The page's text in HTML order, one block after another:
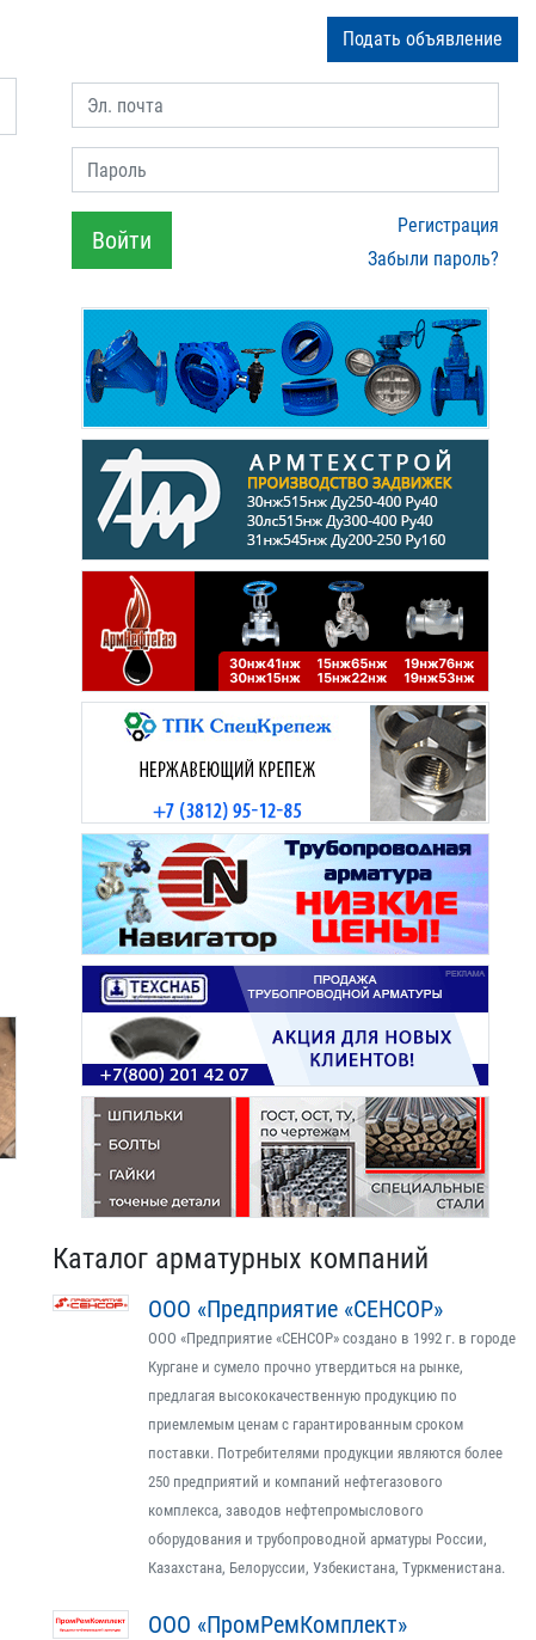
Подать объявление
Эл. почта
Пароль
Войти
Регистрация
Забыли пароль?
Каталог арматурных компаний
ООО «Предприятие «СЕНСОР»
ООО «Предприятие «СЕНСОР» создано в 1992 г. в городе
Кургане и сумело прочно утвердиться на рынке,
предлагая высококачественную продукцию по
приемлемым ценам с гарантированным сроком
поставки. Потребителями продукции являются более
250 предприятий и компаний нефтегазового
комплекса, заводов нефтепромыслового
оборудования и трубопроводной арматуры России,
Казахстана, Белоруссии, Узбекистана, Туркменистана.
ООО «ПромРемКомплект»